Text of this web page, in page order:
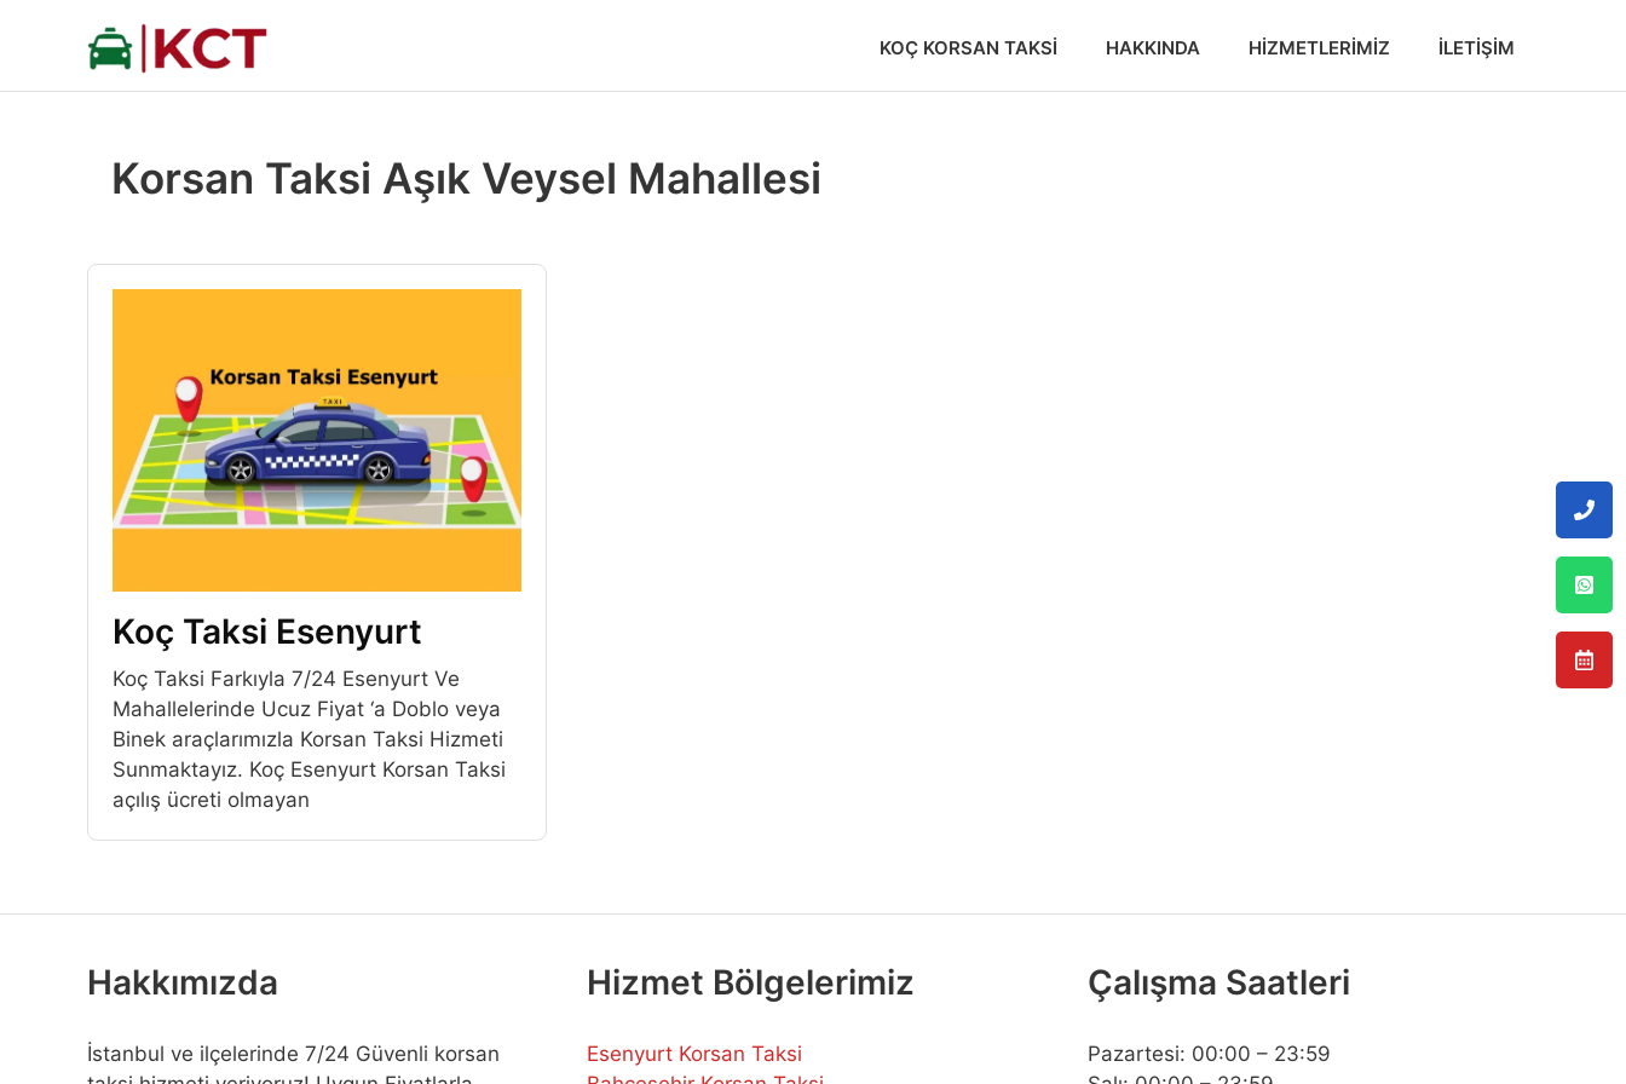
KOÇ KORSAN TAKSI HAKKINDA HIZMETLERIMIZ İLETIŞIM
Korsan Taksi Aşık Veysel Mahallesi
Koç Taksi Esenyurt
Koç Taksi Farkıyla 7/24 Esenyurt Ve
Mahallelerinde Ucuz Fiyat ‘a Doblo veya
Binek araçlarımızla Korsan Taksi Hizmeti
Sunmaktayız. Koç Esenyurt Korsan Taksi
açılış ücreti olmayan
Hakkımızda
İstanbul ve ilçelerinde 7/24 Güvenli korsan
Hizmet Bölgelerimiz
Esenyurt Korsan Taksi
Çalışma Saatleri
Pazartesi: 00:00 – 23:59